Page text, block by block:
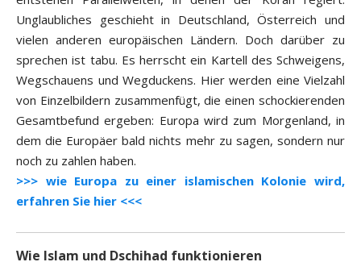
Unglaubliches geschieht in Deutschland, Österreich und
vielen anderen europäischen Ländern. Doch darüber zu
sprechen ist tabu. Es herrscht ein Kartell des Schweigens,
Wegschauens und Wegduckens. Hier werden eine Vielzahl
von Einzelbildern zusammenfügt, die einen schockierenden
Gesamtbefund ergeben: Europa wird zum Morgenland, in
dem die Europäer bald nichts mehr zu sagen, sondern nur
noch zu zahlen haben.
>>> wie Europa zu einer islamischen Kolonie wird,
erfahren Sie hier <<<
Wie Islam und Dschihad funktionieren